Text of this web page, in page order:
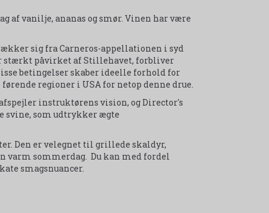
af vanilje, ananas og smør. Vinen har være
sig fra Carneros-appellationen i syd
stærkt påvirket af Stillehavet, forbliver
betingelser skaber ideelle forhold for
regioner i USA for netop denne drue.
instruktørens vision, og Director's
svine, som udtrykker ægte
Den er velegnet til grillede skaldyr,
sommerdag. Du kan med fordel
smagsnuancer.